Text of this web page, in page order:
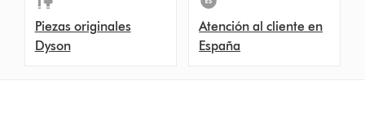
Piezas originales
Dyson
Atención al cliente en
España